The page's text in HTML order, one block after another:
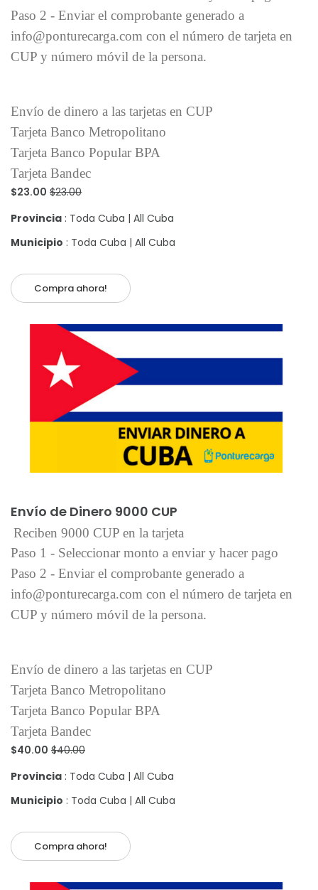
Paso 2 - Enviar el comprobante generado a
info@ponturecarga.com con el número de tarjeta en
CUP y número móvil de la persona.
Envío de dinero a las tarjetas en CUP
Tarjeta Banco Metropolitano
Tarjeta Banco Popular BPA
Tarjeta Bandec
$23.00 $23.00
Provincia : Toda Cuba | All Cuba
Municipio : Toda Cuba | All Cuba
Compra ahora!
Envío de Dinero 9000 CUP
Reciben 9000 CUP en la tarjeta
Paso 1 - Seleccionar monto a enviar y hacer pago
Paso 2 - Enviar el comprobante generado a
info@ponturecarga.com con el número de tarjeta en
CUP y número móvil de la persona.
Envío de dinero a las tarjetas en CUP
Tarjeta Banco Metropolitano
Tarjeta Banco Popular BPA
Tarjeta Bandec
$40.00 $40.00
Provincia : Toda Cuba | All Cuba
Municipio : Toda Cuba | All Cuba
Compra ahora!